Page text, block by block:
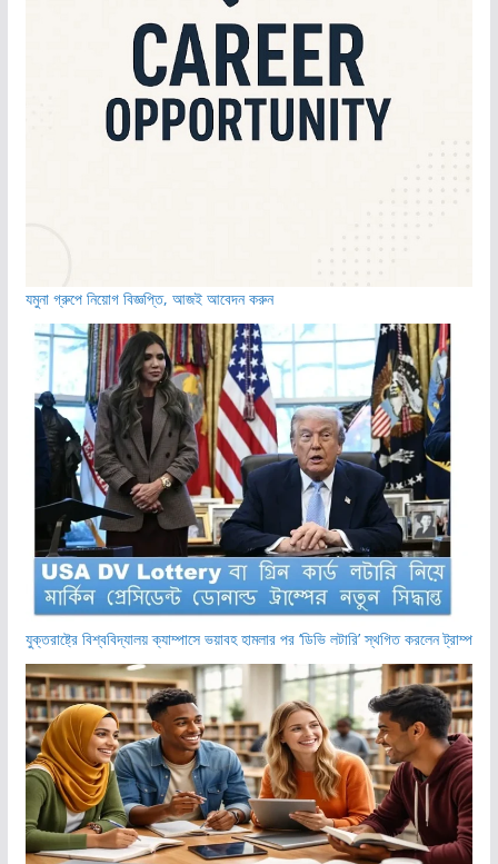
যমুনা গ্রুপে নিয়োগ বিজ্ঞপ্তি, আজই আবেদন করুন
যুক্তরাষ্ট্রে বিশ্ববিদ্যালয় ক্যাম্পাসে ভয়াবহ হামলার পর ‘ডিভি লটারি’ স্থগিত করলেন ট্রাম্প